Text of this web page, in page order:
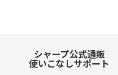
シャープ公式通販
使いこなしサポート